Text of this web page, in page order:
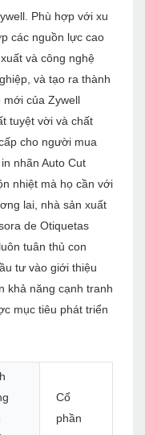
Phù hợp với xu
các nguồn lực cao
và công nghệ
và tạo ra thành
mới của Zywell
tuyệt vời và chất
cho người mua
nhãn Auto Cut
nhiệt mà họ cần với
lai, nhà sản xuất
de Otiquetas
tuân thủ con
tư vào giới thiệu
khả năng cạnh tranh
mục tiêu phát triển
Cổ
phần